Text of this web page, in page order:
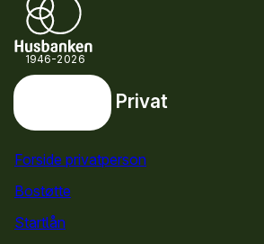
1946-2026
Snarveier
Privat
Forside privatperson
Bostøtte
Startlån